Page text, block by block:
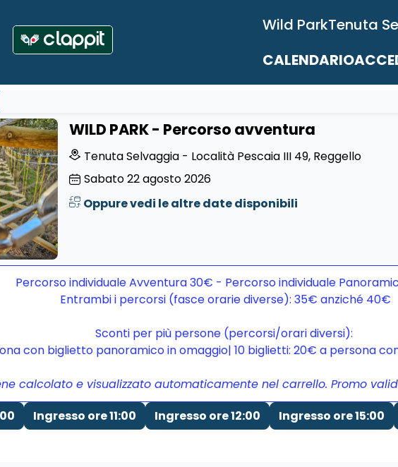
Wild ParkTenuta
CALENDARIO
WILD PARK - Percorso avventura
Tenuta Selvaggia - Località Pescaia III 49, Reggello
Sabato22agosto 2026
Oppure vedi le altre date disponibili
Percorso individuale Avventura 30€ - Percorso individuale
Entrambi i percorsi (fasce orarie diverse): 35€ anziché 40€
Sconti per più persone (percorsi/orari diversi):
con biglietto panoramico in omaggio| 10 biglietti: 20€ a persona
calcolato e visualizzato automaticamente nel carrello. Promo
Ingresso ore 11:00 Ingresso ore 12:00 Ingresso ore 15:00